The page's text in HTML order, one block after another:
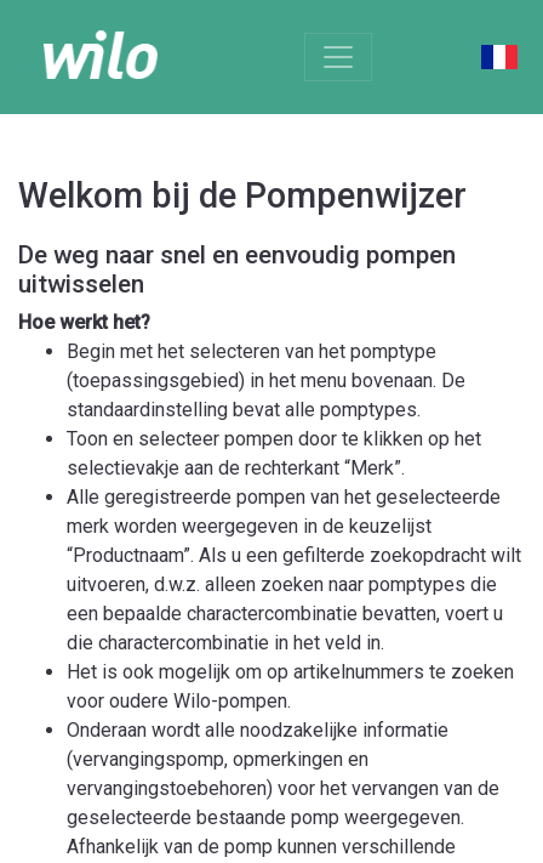
Welkom bij de Pompenwijzer
De weg naar snel en eenvoudig pompen
uitwisselen
Hoe werkt het?
Begin met het selecteren van het pomptype
(toepassingsgebied) in het menu bovenaan. De
standaardinstelling bevat alle pomptypes.
Toon en selecteer pompen door te klikken op het
selectievakje aan de rechterkant “Merk”.
Alle geregistreerde pompen van het geselecteerde
merk worden weergegeven in de keuzelijst
“Productnaam”. Als u een gefilterde zoekopdracht wilt
uitvoeren, d.w.z. alleen zoeken naar pomptypes die
een bepaalde charactercombinatie bevatten, voert u
die charactercombinatie in het veld in.
Het is ook mogelijk om op artikelnummers te zoeken
voor oudere Wilo-pompen.
Onderaan wordt alle noodzakelijke informatie
(vervangingspomp, opmerkingen en
vervangingstoebehoren) voor het vervangen van de
geselecteerde bestaande pomp weergegeven.
Afhankelijk van de pomp kunnen verschillende